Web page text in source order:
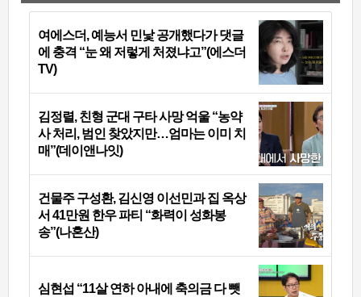
여에스더, 예능서 민낯 공개했다가 댓글
에 충격 “눈 왜 저렇게 처졌냐고”(에스더
TV)
김정렬, 친형 군대 구타 사망 억울 “농약
사 처리, 범인 찾았지만…엄마는 이미 치
매”(데이앤나잇)
건물주 구성환, 김신영 이선민과 집 옥상
서 41만원 한우 파티 “화력이 성화봉
송”(나혼산)
심현섭 “11살 연하 아내에 축의금 다 뺏